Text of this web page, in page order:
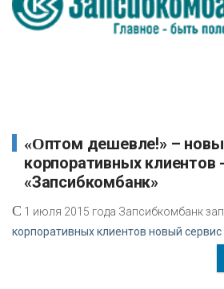
«Оптом дешевле!» – новый сервис для
корпоративных клиентов -
«Запсибкомбанк»
С 1 июля 2015 года Запсибкомбанк
корпоративных клиентов новый